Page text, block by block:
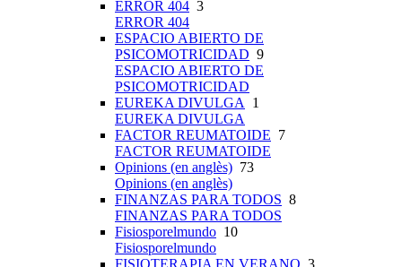
ERROR 404 3
ERROR 404
ESPACIO ABIERTO DE
PSICOMOTRICIDAD 9
ESPACIO ABIERTO DE
PSICOMOTRICIDAD
EUREKA DIVULGA
1
EUREKA DIVULGA
FACTOR REUMATOIDE 7
FACTOR REUMATOIDE
Opinions (en anglès) 73
Opinions (en anglès)
FINANZAS PARA TODOS 8
FINANZAS PARA TODOS
Fisiosporelmundo 10
Fisiosporelmundo